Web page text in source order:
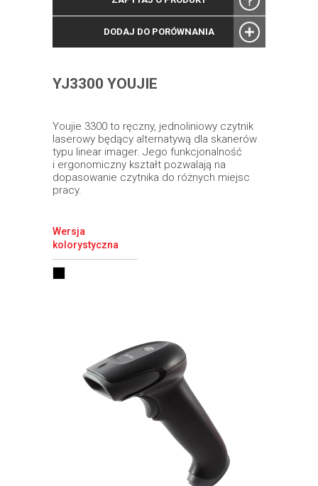
DODAJ DO PORÓWNANIA
YJ3300 YOUJIE
Youjie 3300 to ręczny, jednoliniowy czytnik
laserowy będący alternatywą dla skanerów
typu linear imager. Jego funkcjonalność
i ergonomiczny kształt pozwalają na
dopasowanie czytnika do różnych miejsc
pracy.
Wersja
kolorystyczna